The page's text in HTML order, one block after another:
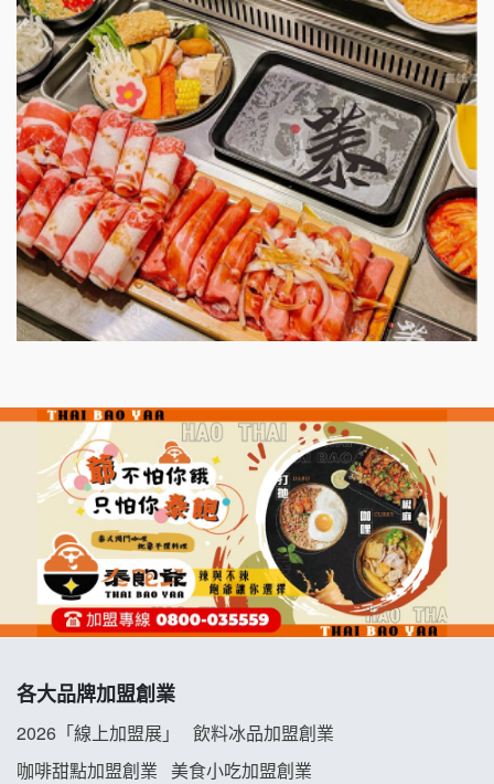
鬍子茶加盟說明會
鮮茶道加盟說明會
微風亭鐵板燒加盟說明會
漫步藍咖啡加盟說明會
明石章魚燒加盟說明會
出櫃加盟說明會
七盞茶加盟說明會
拉亞漢堡加盟說明會
杜芳子古味茶鋪加盟說明會
優握握×酸奶大獅加盟說明會
冬城門加盟說明會
拾鑶火鍋加盟說明會
阿性情趣無人販售所加盟明會
各大品牌加盟創業
2026「線上加盟展」
飲料冰品加盟創業
咖啡甜點加盟創業
美食小吃加盟創業